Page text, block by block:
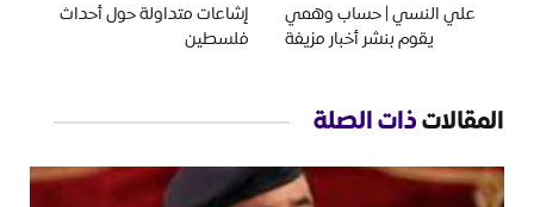
علي النسي | حساب وهمي
يقوم بنشر أخبار مزيفة
إشاعات متداولة حول أحداث
فلسطين
المقالاتذات الصلة